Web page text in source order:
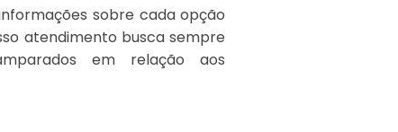
sobre cada opção
atendimento busca sempre
em relação aos